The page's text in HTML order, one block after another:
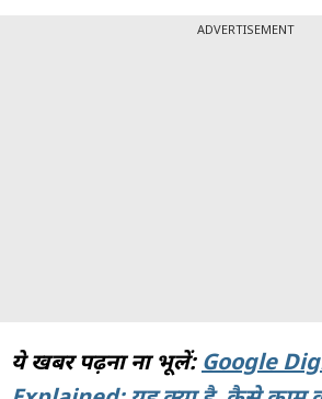
ADVERTISEMENT
ये खबर पढ़ना ना भूलें: Google